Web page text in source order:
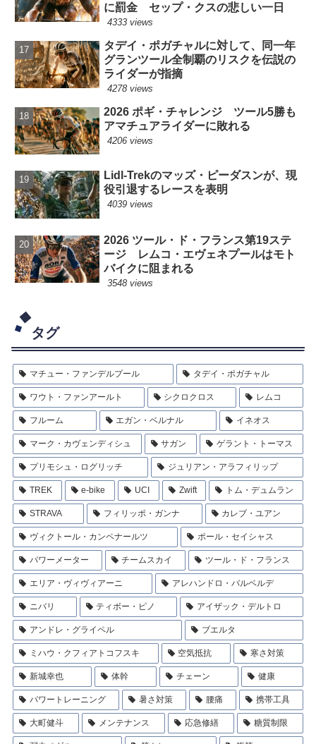
に罰金 セップ・クスの悲しい一日
4333 views
タデイ・ポガチャルに対して、同一年
グランツール全制覇のリスクを伝説の
ライダーが指摘
4278 views
2026 ポギ・チャレンジ ツール5勝も
アマチュアライダーに敗れる
4206 views
Lidl-Trekのマッズ・ピーダスンが、現
役引退するレースを表明
4039 views
2026 ツール・ド・フランス第19ステ
ージ レムコ・エヴェネプールはモト
バイクに阻まれる
3548 views
タグ
マチュー・ファンデルプール タデイ・ポガチャル
ワウト・ファンアールト シクロクロス レムコ
フルーム エガン・ベルナル イネオス
マーク・カヴェンディシュ サガン ゲラント・トーマス
プリモシュ・ログリッチ ジュリアン・アラフィリップ
TREK e-bike UCI Zwift トム・デュムラン
STRAVA フィリッポ・ガンナ カレブ・ユアン
ヴィクトール・カンペナールツ ポール・セイシャス
パワーメーター チームスカイ ツール・ド・フランス
エリア・ヴィヴィアーニ アレハンドロ・バルベルデ
ニバリ ティボー・ピノ アイザック・デルトロ
アンドレ・グライペル ブエルタ
ミハウ・クフィアトコフスキ 空気抵抗 寒さ対策
新城幸也 体幹 チェーン 健康
パワートレーニング 暑さ対策 腰痛 携帯工具
大町健斗 メンテナンス 応急修繕 糖質制限